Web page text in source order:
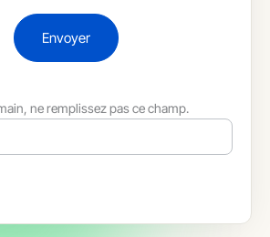
Envoyer
ne remplissez pas ce champ.